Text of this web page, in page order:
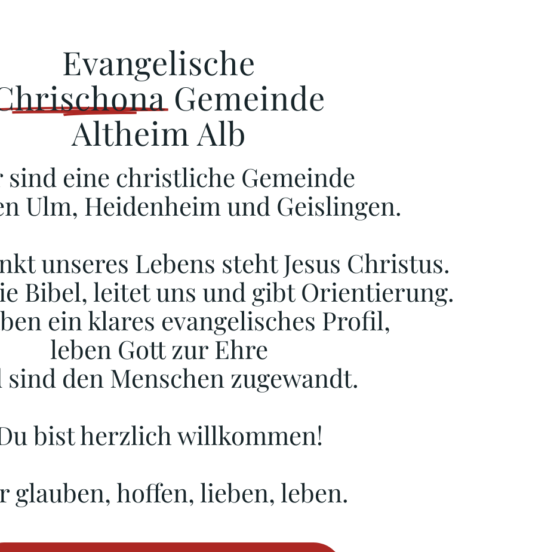
Evangelische
Gemeinde
Altheim Alb
sind eine christliche Gemeinde
Ulm, Heidenheim und Geislingen.
unseres Lebens steht Jesus Christus.
Bibel, leitet uns und gibt Orientierung.
ein klares evangelisches Profil,
leben Gott zur Ehre
den Menschen zugewandt.
bist herzlich willkommen!
glauben, hoffen, lieben, leben.